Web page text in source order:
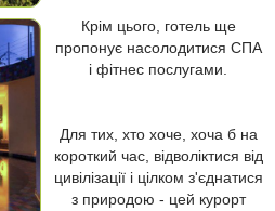
Крім цього, готель ще
пропонує насолодитися СПА
і фітнес послугами.
Для тих, хто хоче, хоча б на
короткий час, відволіктися від
цивілізації і цілком з'єднатися
з природою - цей курорт